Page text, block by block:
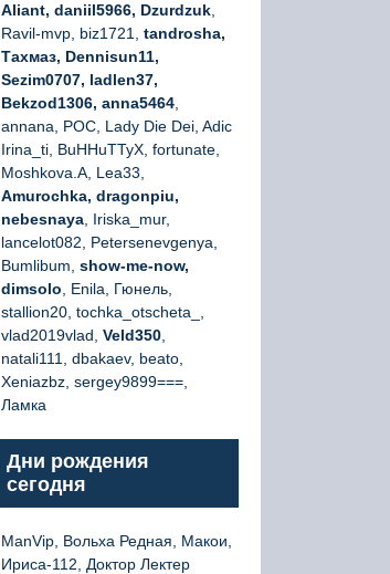
Aliant, daniil5966, Dzurdzuk
Ravil-mvp, biz1721, tandrosha,
Тахмаз, Dennisun11,
Sezim0707, ladlen37,
Bekzod1306, anna5464
annana, РОС, Lady Die Dei, Adic
Irina_ti, BuHHuTTyX, fortunate,
Moshkova.A, Lea33,
Amurochka, dragonpiu,
nebesnaya , Iriska_mur,
lancelot082, Petersenevgenya,
Bumlibum, show-me-now,
dimsolo , Enila, Гюнель,
stallion20, tochka_otscheta_,
vlad2019vlad, Veld350
natali111, dbakaev, beato,
Xeniazbz, sergey9899===,
Ламка
Дни рождения
сегодня
ManVip, Вольха Редная, Макои,
Ириса-112, Доктор Лектер